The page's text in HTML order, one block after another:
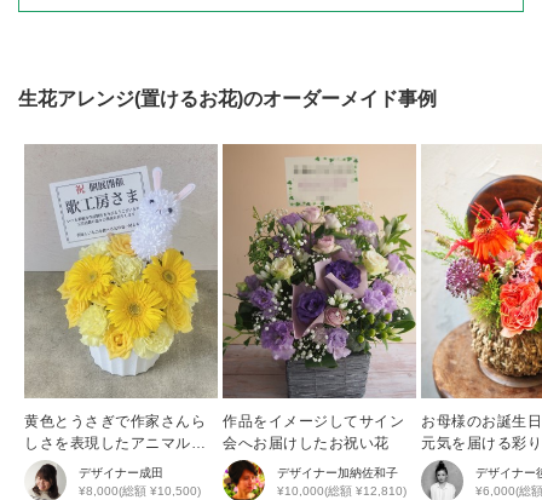
生花アレンジ(置けるお花)のオーダーメイド事例
黄色とうさぎで作家さんら
しさを表現したアニマルア
レンジ
デザイナー成田
¥8,000(総額 ¥10,500)
作品をイメージしてサイン
会へお届けしたお祝い花
デザイナー加納佐和子
¥10,000(総額 ¥12,810)
お母様のお誕生
元気を届ける彩
花アレンジデザイナー
¥6,000(総